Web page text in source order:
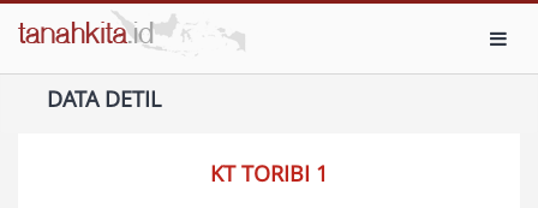
DATA DETIL
KT TORIBI 1